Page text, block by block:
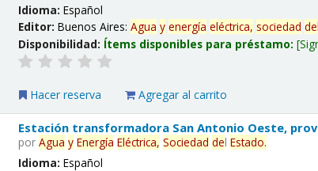
Idioma:Español
Editor:Buenos Aires:Agua y energía eléctrica, sociedad de
Disponibilidad: Ítems disponibles para préstamo:
Hacer reserva Agregar al carrito
Estación transformadora San Antonio Oeste,
porAgua y Energía Eléctrica, Sociedad delEstado.
Idioma:Español